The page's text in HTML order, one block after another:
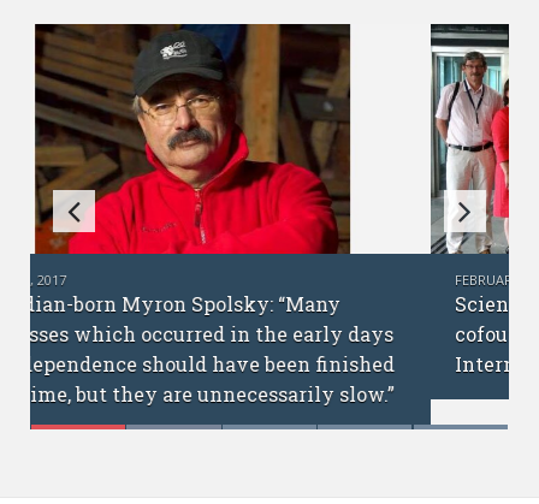
FEBRUARY 6, 2017
Science without borders: interview with
cofounders of the Ukrainian Academic
International Network